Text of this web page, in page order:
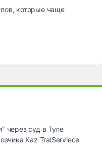
которые чаще
через суд в Туле
Kaz TralServiece